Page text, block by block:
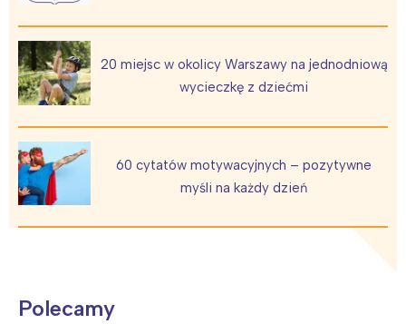
20 miejsc w okolicy Warszawy na jednodniową
wycieczkę z dziećmi
60 cytatów motywacyjnych – pozytywne
myśli na każdy dzień
Polecamy
Wybieram